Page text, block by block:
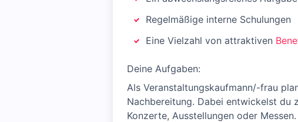
Regelmäßige interne Schulungen
Eine Vielzahl von attraktiven
Deine Aufgaben:
Als Veranstaltungskaufmann/-frau
Nachbereitung. Dabei entwickelst du
Konzerte, Ausstellungen oder